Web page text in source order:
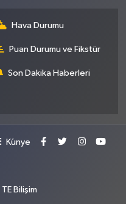
Hava Durumu
Puan Durumu ve Fikstür
Son Dakika Haberleri
Künye
TE Bilişim